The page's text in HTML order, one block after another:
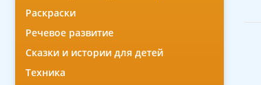
Раскраски
Речевое развитие
Сказки и истории для детей
Техника